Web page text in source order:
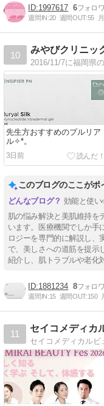
1997617 6
週間IN:20 週間OUT:55
10
みやびクリニ
先生方おすすめのプルリア
ル✧︎*。
3日前
このブログのここがポ
効能と使い
肌の悩み解決と美肌維持を
います。医療機関でしか手
ロジーを専門的に解説し、
で、美しさへの道筋を提示
紹介し、肌トラブルや老化
1881234 8
週間IN:15 週間OUT:150
11
セイコメディカ